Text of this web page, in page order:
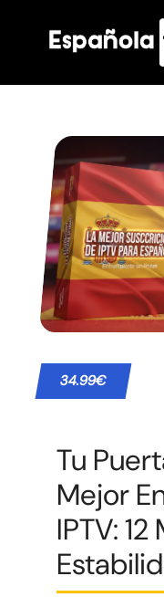
34.99€
Tu
Mejor
IPTV: